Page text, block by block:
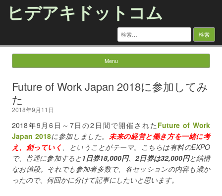
ヒデアキドットコム
検
索:
Menu
Future of Work Japan 2018に参加してみ
た
2018年9月11日
2018年9月6日～7日の2日間で開催された Future of Work
Japan 2018に参加しました。未来の経営と働き方を一緒に考
え、創っていく 、ということがテーマ。こちらは有料のEXPO
で、普通に参加すると1日券18,000円、2日券は32,000円と結構
なお値段。それでも参加者多数で、各セッションの内容も濃か
ったので、何回かに分けて記事にしたいと思います。